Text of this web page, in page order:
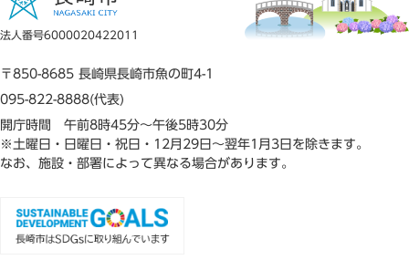
法人番号6000020422011
〒850-8685 長崎県長崎市魚の町4-1
095-822-8888(代表)
開庁時間 午前8時45分～午後5時30分
※土曜日・日曜日・祝日・12月29日～翌年1月3日を除きます。
なお、施設・部署によって異なる場合があります。